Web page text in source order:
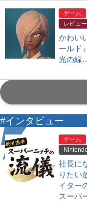
ゲーム
レビュー
かわい
ールド
光の線
#インタビュー
ゲーム
社長に
りたい
イター
スーパ